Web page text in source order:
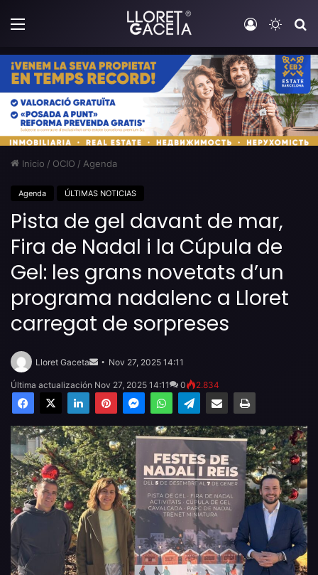
Menú Iniciar
Inicio / OCIO / Agenda
Agenda ÚLTIMAS NOTICIAS
Pista de gel davant de mar,
Fira de Nadal i la Cúpula de
Gel: les grans novetats d’un
programa nadalenc a Lloret
carregat de sorpreses
Lloret Gaceta
email
Nov 27, 2025 14:11
Última actualización Nov 27, 2025 14:11 0 2.834
Facebook
X LinkedInPinterestMessengerWhatsAppTelegramCompartir por email Imprimir